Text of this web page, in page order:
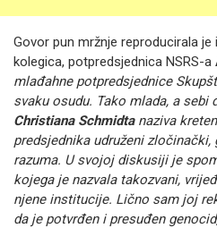
Govor pun mržnje reproducirala
kolegica, potpredsjednica NSRS-a
mlađahne potpredsjednice
svaku osudu. Tako mlada, a sebi
Christiana Schmidtanaziva
predsjednika udruženi
razuma. U svojoj diskusiji je
kojega je nazvala takozvani,
njene institucije. Lično sam joj
da je potvrđen i presuđen